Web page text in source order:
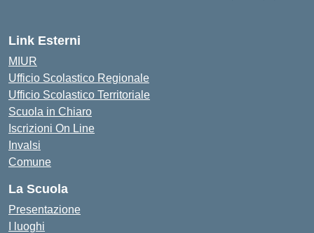
Link Esterni
MIUR
Ufficio Scolastico Regionale
Ufficio Scolastico Territoriale
Scuola in Chiaro
Iscrizioni On Line
Invalsi
Comune
La Scuola
Presentazione
I luoghi